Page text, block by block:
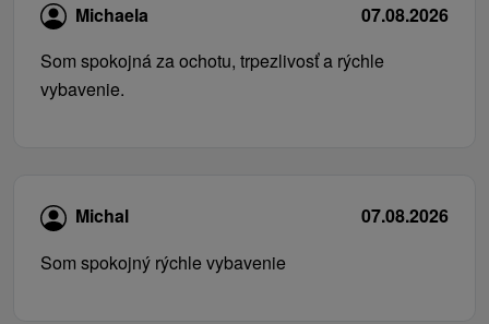
Michaela
07.08.2026
Som spokojná za ochotu, trpezlivosť a rýchle
vybavenie.
Michal
07.08.2026
Som spokojný rýchle vybavenie